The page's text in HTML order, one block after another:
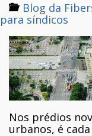
e
Blog da
para síndicos
Nos prédios
urbanos, é